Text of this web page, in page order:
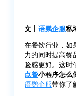
文丨 语鹦企服私
在餐饮行业，如
力的同时提高餐
验感更好。这时
点餐小程序怎么
语鹦企服带你了